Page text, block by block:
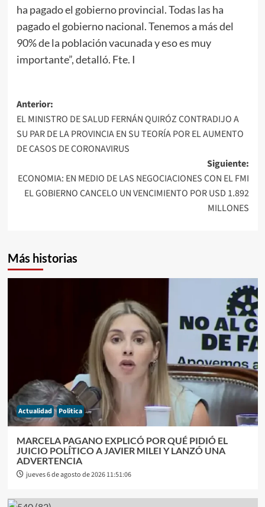
ha pagado el gobierno provincial. Todas las ha
pagado el gobierno nacional. Tenemos a más del
90% de la población vacunada y eso es muy
importante”, detalló. Fte. I
Navegación
de
entradas
Anterior:
EL MINISTRO DE SALUD FERNÁN QUIRÓZ CONTRADIJO A
SU PAR DE LA PROVINCIA EN SU TEORÍA POR EL AUMENTO
DE CASOS DE CORONAVIRUS
Siguiente:
ECONOMIA: EN MEDIO DE LAS NEGOCIACIONES CON EL FMI
EL GOBIERNO CANCELO UN VENCIMIENTO POR USD 1.892
MILLONES
Más historias
Actualidad Politica
MARCELA PAGANO EXPLICÓ POR QUÉ PIDIÓ EL
JUICIO POLÍTICO A JAVIER MILEI Y LANZÓ UNA
ADVERTENCIA
jueves 6 de agosto de 2026 11:51:06